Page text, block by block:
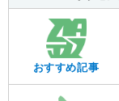
おすすめ記事